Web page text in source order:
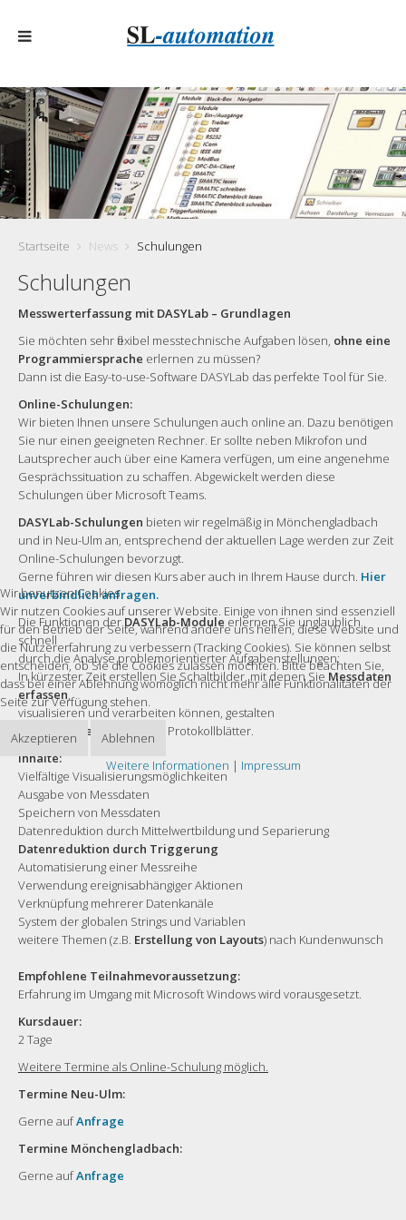
Startseite News Schulungen
Schulungen
Messwerterfassung mit DASYLab – Grundlagen
Sie möchten sehr flexibel messtechnische Aufgaben lösen, ohne eine
Programmiersprache erlernen zu müssen?
Dann ist die Easy-to-use-Software DASYLab das perfekte Tool für Sie.
Online-Schulungen:
Wir bieten Ihnen unsere Schulungen auch online an. Dazu benötigen
Sie nur einen geeigneten Rechner. Er sollte neben Mikrofon und
Lautsprecher auch über eine Kamera verfügen, um eine angenehme
Gesprächssituation zu schaffen. Abgewickelt werden diese
Schulungen über Microsoft Teams.
DASYLab-Schulungen bieten wir regelmäßig in Mönchengladbach
und in Neu-Ulm an, entsprechend der aktuellen Lage werden zur Zeit
Online-Schulungen bevorzugt.
Gerne führen wir diesen Kurs aber auch in Ihrem Hause durch. Hier
unverbindlich anfragen.
Die Funktionen derDASYLab-Module erlernen Sie unglaublich
schnell
durch die Analyse problemorientierter Aufgabenstellungen:
In kürzester Zeit erstellen Sie Schaltbilder, mit denen Sie Messdaten
erfassen,
visualisieren und verarbeiten können, gestalten
Benutzeroberflächen
und Protokollblätter.
Inhalte:
Vielfältige Visualisierungsmöglichkeiten
Ausgabe von Messdaten
Speichern von Messdaten
Datenreduktion durch Mittelwertbildung und Separierung
Datenreduktion durch Triggerung
Automatisierung einer Messreihe
Verwendung ereignisabhängiger Aktionen
Verknüpfung mehrerer Datenkanäle
System der globalen Strings und Variablen
weitere Themen (z.B. Erstellung von Layouts) nach Kundenwunsch
Empfohlene Teilnahmevoraussetzung:
Erfahrung im Umgang mit Microsoft Windows wird vorausgesetzt.
Kursdauer:
2 Tage
Weitere Termine als Online-Schulung möglich.
Termine Neu-Ulm:
Gerne aufAnfrage
Termine Mönchengladbach:
Gerne aufAnfrage
Wir benutzen Cookies
Wir nutzen Cookies auf unserer Website. Einige von ihnen sind essenziell
für den Betrieb der Seite, während andere uns helfen, diese Website und
die Nutzererfahrung zu verbessern (Tracking Cookies). Sie können selbst
entscheiden, ob Sie die Cookies zulassen möchten. Bitte beachten Sie,
dass bei einer Ablehnung womöglich nicht mehr alle Funktionalitäten der
Seite zur Verfügung stehen.
Akzeptieren
Ablehnen
Weitere Informationen | Impressum